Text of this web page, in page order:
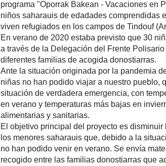
programa "Oporrak Bakean - Vacaciones en
niños saharauis de edadades comprendidas
viven refugiados en los campos de Tindouf
En verano de 2020 estaba previsto que 30
a través de la Delegación del Frente
diferentes familias de acogida donostiarras.
Ante la situación originada por la pandemia
niñas no han podido viajar a nuestro pueblo,
situación de verdadera emergencia, con
en verano y temperaturas más bajas en
alimentarias y sanitarias.
El objetivo principal del proyecto es
los menores saharauis que, debido a la
no han podido venir en verano. Se envía
recogido entre las familias donostiarras que